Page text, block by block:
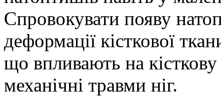
Спровокувати появу
деформації кісткової
що впливають на
механічні травми ніг.